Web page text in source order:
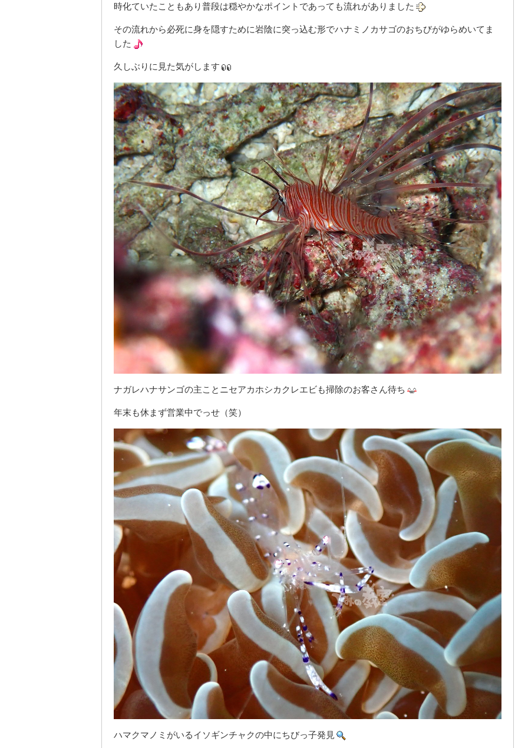
時化ていたこともあり普段は穏やかなポイントであっても流れがありました
その流れから必死に身を隠すために岩陰に突っ込む形でハナミノカサゴのおちびがゆらめいてま
した
久しぶりに見た気がします
ナガレハナサンゴの主ことニセアカホシカクレエビも掃除のお客さん待ち
年末も休まず営業中でっせ（笑）
ハマクマノミがいるイソギンチャクの中にちびっ子発見